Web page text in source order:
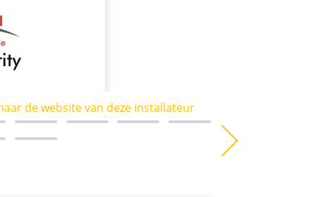
de website van deze installateur